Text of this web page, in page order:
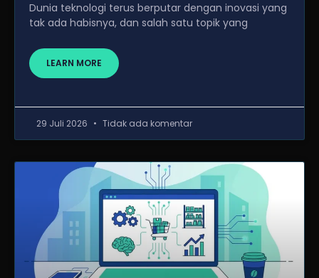
Dunia teknologi terus berputar dengan inovasi yang
tak ada habisnya, dan salah satu topik yang
LEARN MORE
29 Juli 2026 Tidak ada komentar